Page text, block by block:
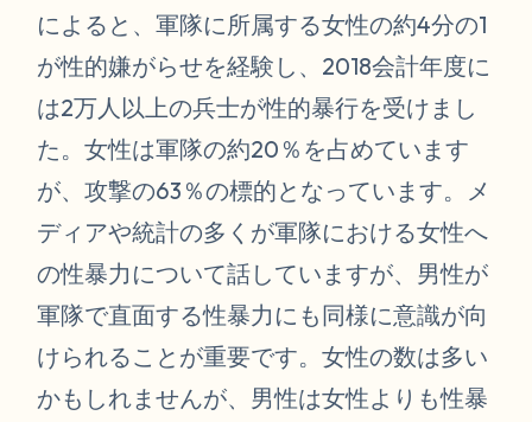
によると、軍隊に所属する女性の約4分の1
が性的嫌がらせを経験し、2018会計年度に
は2万人以上の兵士が性的暴行を受けまし
た。女性は軍隊の約20％を占めています
が、攻撃の63％の標的となっています。メ
ディアや統計の多くが軍隊における女性へ
の性暴力について話していますが、男性が
軍隊で直面する性暴力にも同様に意識が向
けられることが重要です。女性の数は多い
かもしれませんが、男性は女性よりも性暴